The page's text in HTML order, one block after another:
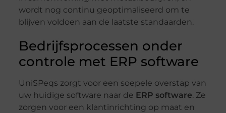
wordt nog continu geoptimaliseerd om te
blijven voldoen aan de laatste standaarden.
Bedrijfsprocessen onder
controle met ERP software
UniSPeqs zorgt voor een soepele overstap van
uw huidige software naar de ERP software. Ze
zorgen voor een klantinrichting op maat en